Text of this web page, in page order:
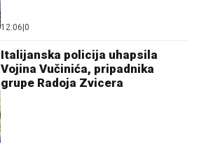
12:06 0
Italijanska policija uhapsila
Vojina Vučinića, pripadnika
grupe Radoja Zvicera